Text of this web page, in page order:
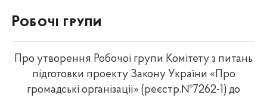
Робочі групи
Про утворення Робочої групи Комітету з питань
підготовки проекту Закону України «Про
громадські організації» (реєстр.№7262-1) до